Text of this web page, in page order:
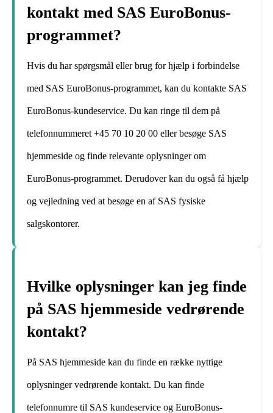
kontakt med SAS EuroBonus-
programmet?
Hvis du har spørgsmål eller brug for hjælp i forbindelse
med SAS EuroBonus-programmet, kan du kontakte SAS
EuroBonus-kundeservice. Du kan ringe til dem på
telefonnummeret +45 70 10 20 00 eller besøge SAS
hjemmeside og finde relevante oplysninger om
EuroBonus-programmet. Derudover kan du også få hjælp
og vejledning ved at besøge en af SAS fysiske
salgskontorer.
Hvilke oplysninger kan jeg finde
på SAS hjemmeside vedrørende
kontakt?
På SAS hjemmeside kan du finde en række nyttige
oplysninger vedrørende kontakt. Du kan finde
telefonnumre til SAS kundeservice og EuroBonus-